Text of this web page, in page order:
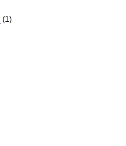
(1)